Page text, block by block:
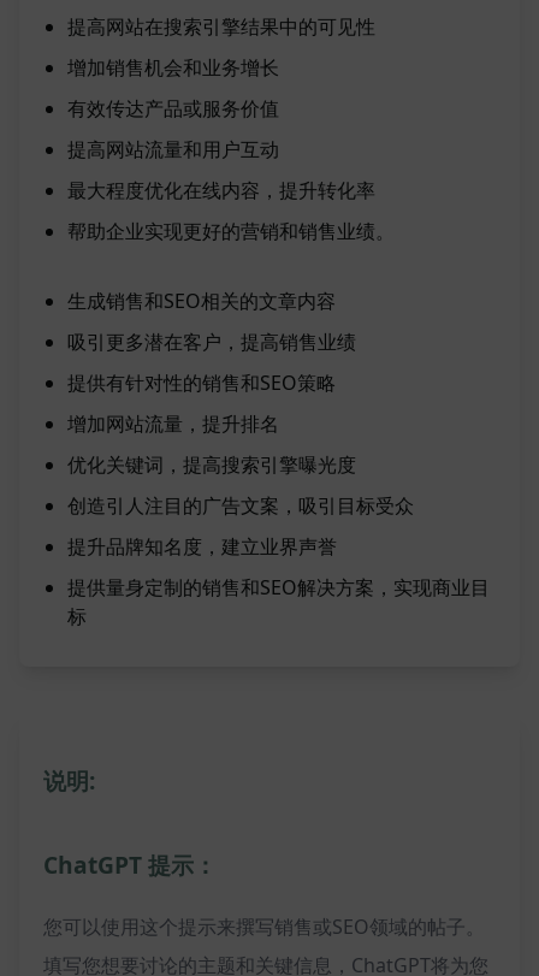
提高网站在搜索引擎结果中的可见性
增加销售机会和业务增长
有效传达产品或服务价值
提高网站流量和用户互动
最大程度优化在线内容，提升转化率
帮助企业实现更好的营销和销售业绩。
生成销售和SEO相关的文章内容
吸引更多潜在客户，提高销售业绩
提供有针对性的销售和SEO策略
增加网站流量，提升排名
优化关键词，提高搜索引擎曝光度
创造引人注目的广告文案，吸引目标受众
提升品牌知名度，建立业界声誉
提供量身定制的销售和SEO解决方案，实现商业目
标
说明:
ChatGPT 提示：
您可以使用这个提示来撰写销售或SEO领域的帖子。
填写您想要讨论的主题和关键信息，ChatGPT将为您